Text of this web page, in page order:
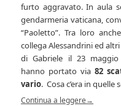
furto aggravato. In aula
gendarmeria vaticana,
“Paoletto”. Tra loro
collega Alessandrini ed
di Gabriele il 23 maggio
hanno portato via 82
vario. Cosa c’era in quelle
Continua a leggere→